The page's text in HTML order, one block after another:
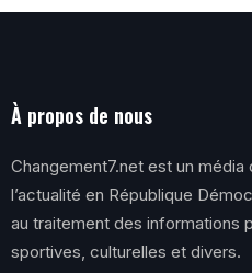
À propos de nous
Changement7.net est un média
l’actualité en République
au traitement des informations
sportives, culturelles et divers.